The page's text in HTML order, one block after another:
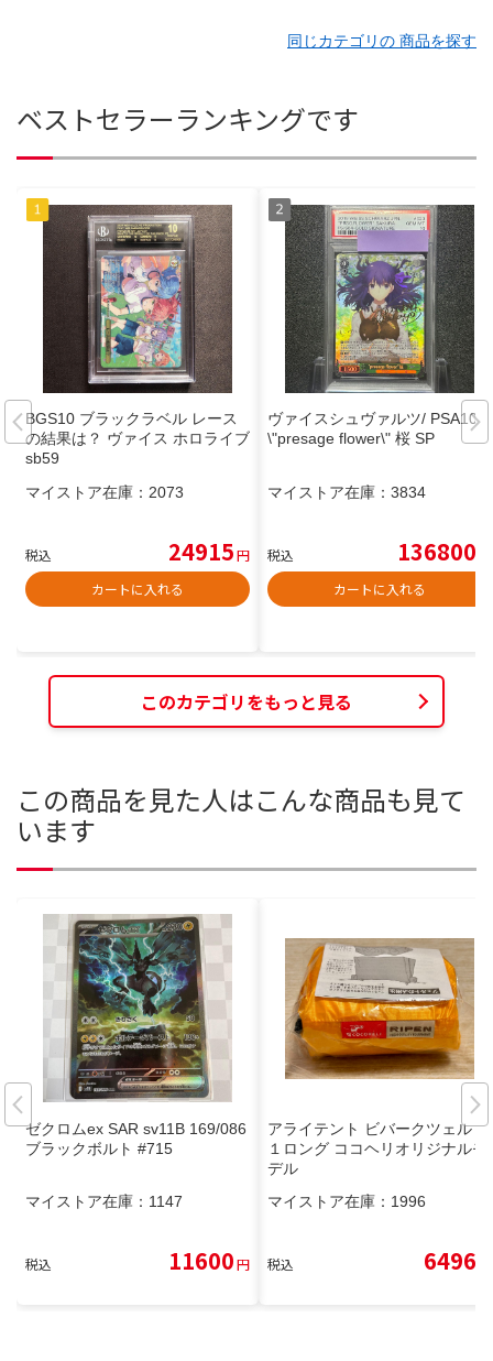
同じカテゴリの 商品を探す
ベストセラーランキングです
BGS10 ブラックラベル レース
の結果は？ ヴァイス ホロライブ
sb59
マイストア在庫： 2073
税込 24915円
カートに入れる
ヴァイスシュヴァルツ/ PSA10
\"presage flower\" 桜 SP
マイストア在庫： 3834
税込 136800
カートに入れる
このカテゴリをもっと見る
この商品を見た人はこんな商品も見て
います
ゼクロムex SAR sv11B 169/086
ブラックボルト #715
マイストア在庫： 1147
税込 11600円
アライテント ビバークツェルト
１ロング ココヘリオリジナルモ
デル
マイストア在庫： 1996
税込 6496